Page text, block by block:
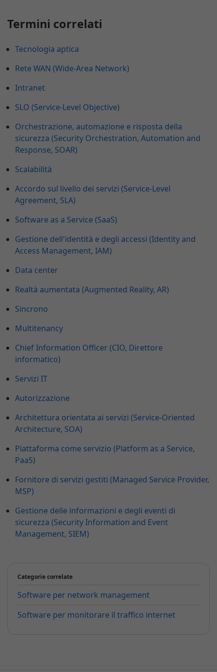
Termini correlati
Tecnologia aptica
Rete WAN (Wide-Area Network)
Intranet
SLO (Service-Level Objective)
Orchestrazione, automazione e risposta della
sicurezza (Security Orchestration, Automation and
Response, SOAR)
Scalabilità
Accordo sul livello dei servizi (Service-Level
Agreement, SLA)
Software as a Service (SaaS)
Gestione dell'identità e degli accessi (Identity and
Access Management, IAM)
Data center
Realtà aumentata (Augmented Reality, AR)
Sincrono
Multitenancy
Chief Information Officer (CIO, Direttore
informatico)
Servizi IT
Autorizzazione
Architettura orientata ai servizi (Service-Oriented
Architecture, SOA)
Piattaforma come servizio (Platform as a Service,
PaaS)
Fornitore di servizi gestiti (Managed Service Provider,
MSP)
Gestione delle informazioni e degli eventi di
sicurezza (Security Information and Event
Management, SIEM)
Categorie correlate
Software per network management
Software per monitorare il traffico internet